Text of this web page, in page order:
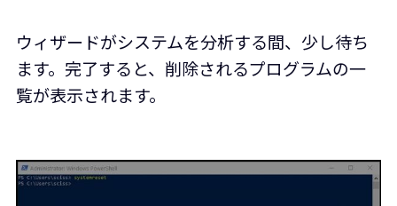
ウィザードがシステムを分析する間、少し待ち
ます。完了すると、削除されるプログラムの一
覧が表示されます。